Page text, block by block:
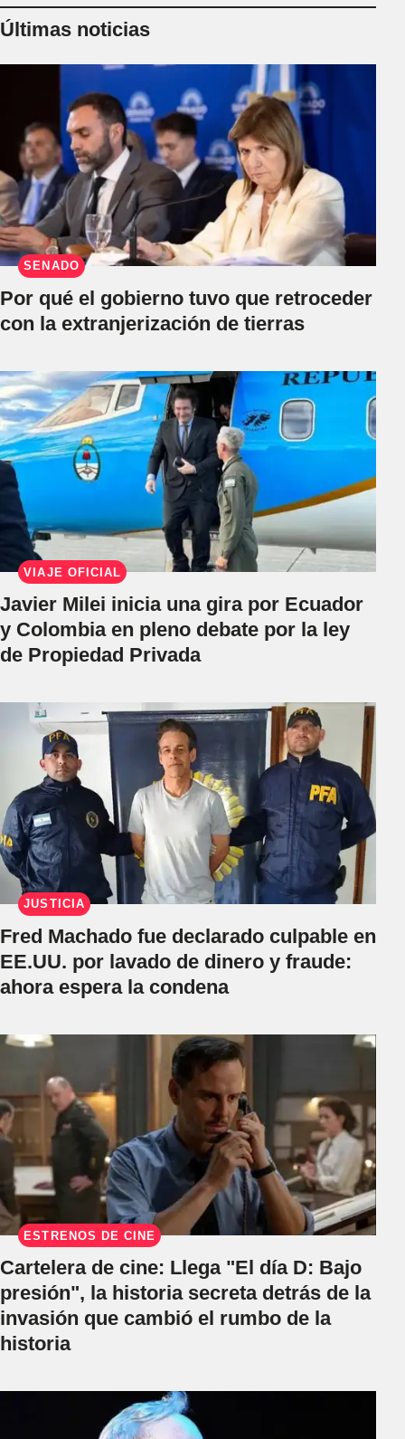
Últimas noticias
SENADO
Por qué el gobierno tuvo que retroceder
con la extranjerización de tierras
VIAJE OFICIAL
Javier Milei inicia una gira por Ecuador
y Colombia en pleno debate por la ley
de Propiedad Privada
JUSTICIA
Fred Machado fue declarado culpable en
EE.UU. por lavado de dinero y fraude:
ahora espera la condena
ESTRENOS DE CINE
Cartelera de cine: Llega "El día D: Bajo
presión", la historia secreta detrás de la
invasión que cambió el rumbo de la
historia